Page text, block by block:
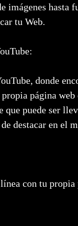
imágenes hasta
tu Web.
donde
página
que puede ser
destacar en el
con tu propia